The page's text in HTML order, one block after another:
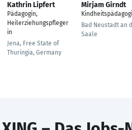
Kathrin Lipfert
Pädagogin,
Heilerziehungspfleger
in
Jena, Free State of
Thuringia, Germany
Mirjam Girndt
Bad Neustadt an
Saale